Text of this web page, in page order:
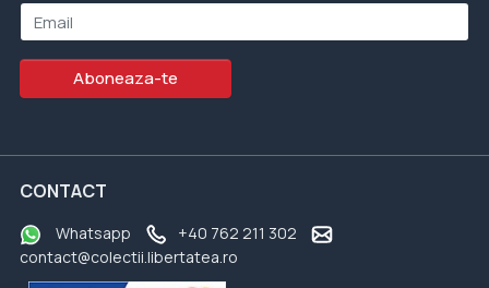
Email
Aboneaza-te
CONTACT
Whatsapp
+40 762 211 302
contact@colectii.libertatea.ro